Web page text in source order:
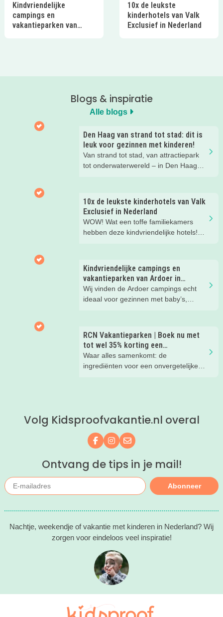
Kindvriendelijke
campings en
vakantieparken van
10x de leukste
kinderhotels van Valk
Exclusief in Nederland
Blogs & inspiratie
Alle blogs
Den Haag van strand tot stad: dit is
leuk voor gezinnen met kinderen!
Van strand tot stad, van attractiepark
tot onderwaterwereld – in Den Haag
ontspannen met een lekkere lunch op
het strand en een duik in zee. Heerlijk!
10x de leukste kinderhotels van Valk
Exclusief in Nederland
WOW! Wat een toffe familiekamers
hebben deze kindvriendelijke hotels!
kinderhotels van Valk Exclusief en
boek een heerlijk nachtje weg met je
kind(eren).
Kindvriendelijke campings en
vakantieparken van Ardoer in
Nederland
Wij vinden de Ardoer campings echt
ideaal voor gezinnen met baby’s,
RCN Vakantieparken | Boek nu met
tot wel 35% korting een
zomervakantie!
Waar alles samenkomt: de
ingrediënten voor een onvergetelijke
Volg Kidsproofvakantie.nl overal
Volg ons op Facebook
Volg ons op Instagram
Mail ons
Ontvang de tips in je mail!
Abonneer
Nachtje, weekendje of vakantie met kinderen in Nederland? Wij
zorgen voor eindeloos veel inspiratie!